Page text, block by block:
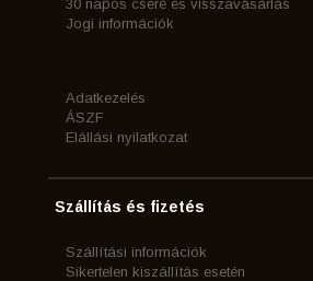
30 napos csere és visszavásárlás
Jogi információk
Adatkezelés
ÁSZF
Elállási nyilatkozat
Szállítás és fizetés
Szállítási információk
Sikertelen kiszállítás esetén